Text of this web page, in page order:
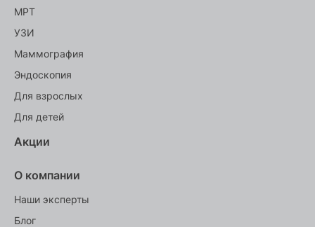
МРТ
УЗИ
Маммография
Эндоскопия
Для взрослых
Для детей
Акции
О компании
Наши эксперты
Блог